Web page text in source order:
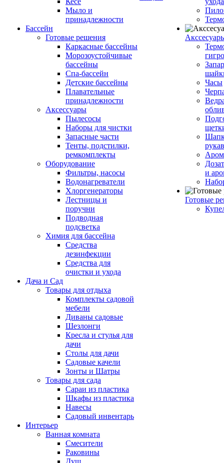
Мыло и
принадлежности
Бассейн
Готовые решения
Каркасные бассейны
Морозоустойчивые
бассейны
Спа-бассейн
Детские бассейны
Плавательные
принадлежности
Аксессуары
Пылесосы
Наборы для чистки
Запасные части
Тенты, подстилки,
ремкомплекты
Оборудование
Фильтры, насосы
Водонагреватели
Хлоргенераторы
Лестницы и
поручни
Подводная
подсветка
Химия для бассейна
Средства
дезинфекции
Средства для
очистки и ухода
Дача и Сад
Товары для отдыха
Комплекты садовой
мебели
Диваны садовые
Шезлонги
Кресла и стулья для
дачи
Столы для дачи
Садовые качели
Зонты и Шатры
Товары для сада
Сараи из пластика
Шкафы из пластика
Навесы
Садовый инвентарь
Интерьер
Ванная комната
Смесители
Раковины
Душ
Часы
и
Готовые